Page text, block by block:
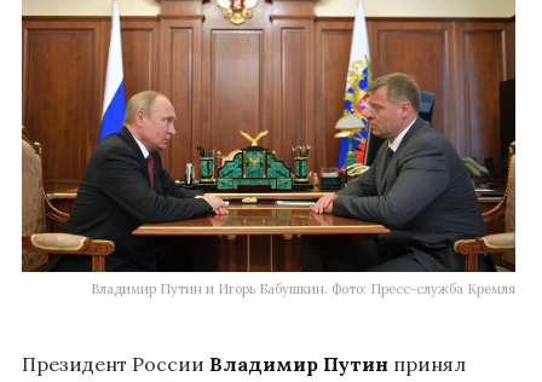
Владимир Путин и Игорь Бабушкин. Фото: Пресс-служба Кремля
Президент России Владимир Путин принял